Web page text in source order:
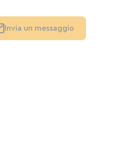
Invia un messaggio